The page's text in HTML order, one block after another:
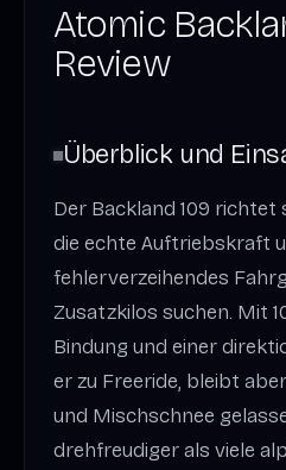
Atomic
Review
Überblick und
Der Backland 109 richtet
die echte Auftriebskraft
fehlerverzeihendes
Zusatzkilos suchen. Mit
Bindung und einer
er zu Freeride, bleibt
und Mischschnee
drehfreudiger als viele